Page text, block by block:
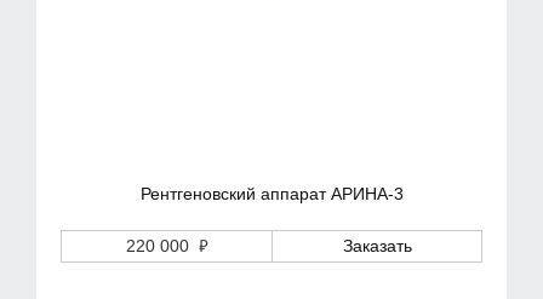
Рентгеновский аппарат АРИНА-3
220 000 ₽ Заказать